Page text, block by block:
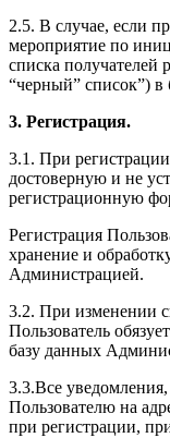
2.5. В случае, если
мероприятие по
списка получателей
“черный” список”) в
3. Регистрация.
3.1. При регистрации
достоверную и не
регистрационную
Регистрация
хранение и
Администрацией.
3.2. При изменении
Пользователь
базу данных
3.3.Все
Пользователю на
при регистрации,